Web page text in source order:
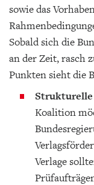
sowie das
Sobald sich die
an der Zeit, rasch
Punkten sieht die
Strukturelle
Koalition
Verlage